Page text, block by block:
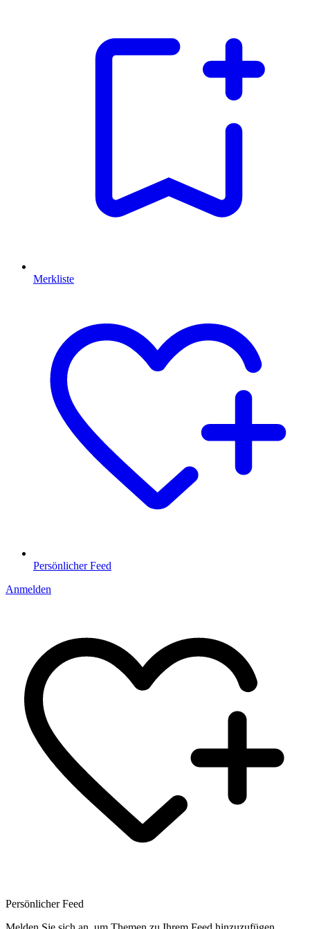
Merkliste
Persönlicher Feed
Anmelden
Persönlicher Feed